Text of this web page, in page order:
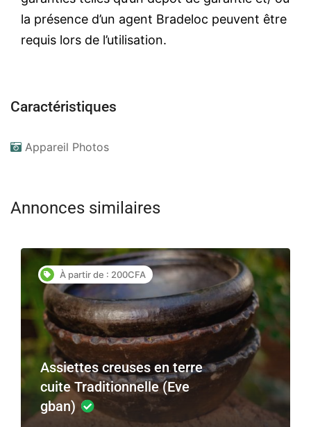
la présence d’un agent Bradeloc peuvent être
requis lors de l’utilisation.
Caractéristiques
Appareil Photos
Annonces similaires
À partir de : 200CFA
Assiettes creuses en terre
cuite Traditionnelle (Eve
gban)